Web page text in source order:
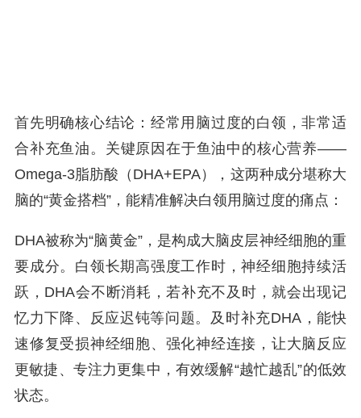
首先明确核心结论：经常用脑过度的白领，非常适
合补充鱼油。关键原因在于鱼油中的核心营养——
Omega-3脂肪酸（DHA+EPA），这两种成分堪称大
脑的“黄金搭档”，能精准解决白领用脑过度的痛点：
DHA被称为“脑黄金”，是构成大脑皮层神经细胞的重
要成分。白领长期高强度工作时，神经细胞持续活
跃，DHA会不断消耗，若补充不及时，就会出现记
忆力下降、反应迟钝等问题。及时补充DHA，能快
速修复受损神经细胞、强化神经连接，让大脑反应
更敏捷、专注力更集中，有效缓解“越忙越乱”的低效
状态。